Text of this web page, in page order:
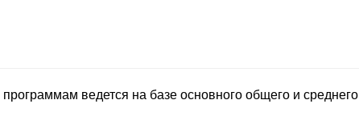
ведется на базе основного общего и среднего